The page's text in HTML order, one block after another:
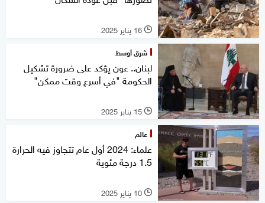
l 16 يناير 2025
شرق أوسط
لبنان.. عون يؤكد على ضرورة تشكيل
الحكومة "في أسرع وقت ممكن"
l 15 يناير 2025
عالم
علماء: 2024 أول عام تتجاوز فيه الحرارة
1.5 درجة مئوية
l 10 يناير 2025